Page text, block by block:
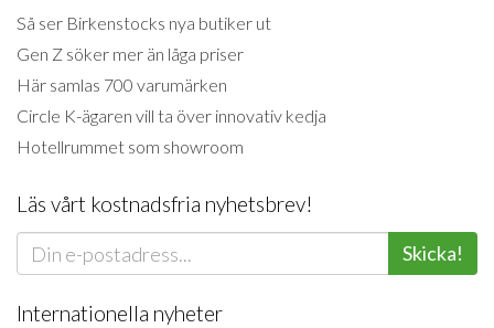
Så ser Birkenstocks nya butiker ut
Gen Z söker mer än låga priser
Här samlas 700 varumärken
Circle K-ägaren vill ta över innovativ kedja
Hotellrummet som showroom
Läs vårt kostnadsfria nyhetsbrev!
Skicka!
Internationella nyheter